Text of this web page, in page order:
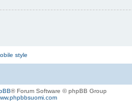
style
® Forum Software © phpBB Group